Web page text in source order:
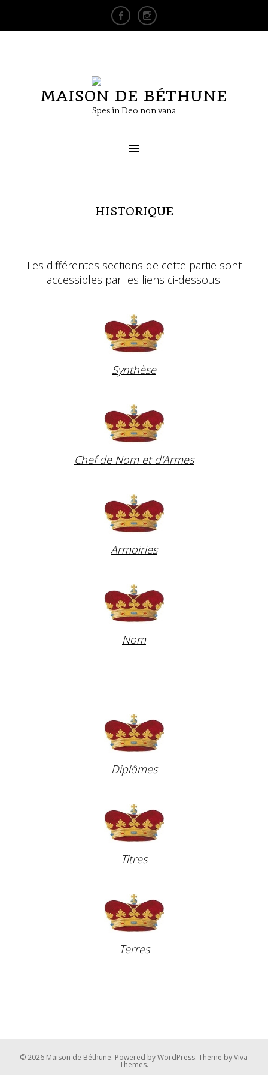
MAISON DE BÉTHUNE
Spes in Deo non vana
HISTORIQUE
Les différentes sections de cette partie sont
accessibles par les liens ci-dessous.
Synthèse
Chef de Nom et d'Armes
Armoiries
Nom
Diplômes
Titres
Terres
© 2026 Maison de Béthune. Powered by WordPress.Theme byViva
Themes.